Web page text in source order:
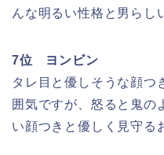
んな明るい性格と男らし
7位 ヨンビン
タレ目と優しそうな顔つ
囲気ですが、怒ると鬼の
い顔つきと優しく見守る